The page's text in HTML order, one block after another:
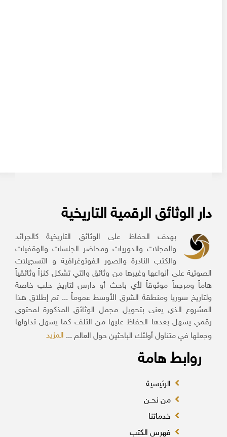
دار الوثائق الرقمية التاريخية
بهدف الحفاظ على الوثائق التاريخية كالجرائد
والمجلات والدوريات ومحاضر الجلسات والوقفيات
والكتب النادرة والصور الفوتوغرافية و التسجيلات
الصوتية على أنواعها وغيرها من وثائق والتي تشكل كنزاً وثائقياً
هاماً ومرجعاً موثوقاً لأي باحث أو دارس لتاريخ حلب خاصة
ولتاريخ سوريا ومنطقة الشرق الأوسط عموماً ... تم إطلاق هذا
المشروع الذي يعنى بتحويل مجمل الوثائق المذكورة لمحتوى
رقمي يسهل بعدها الحفاظ عليها من التلف كما يسهل تداولها
وجعلها في متناول أولئك الباحثين حول العالم ...المزيد
روابط هامة
الرئيسية
من نحــن
خدماتنا
فهرس الكتب